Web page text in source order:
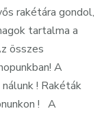
rakétára gondol,
tartalma a
összes
A
! Rakéták
! A